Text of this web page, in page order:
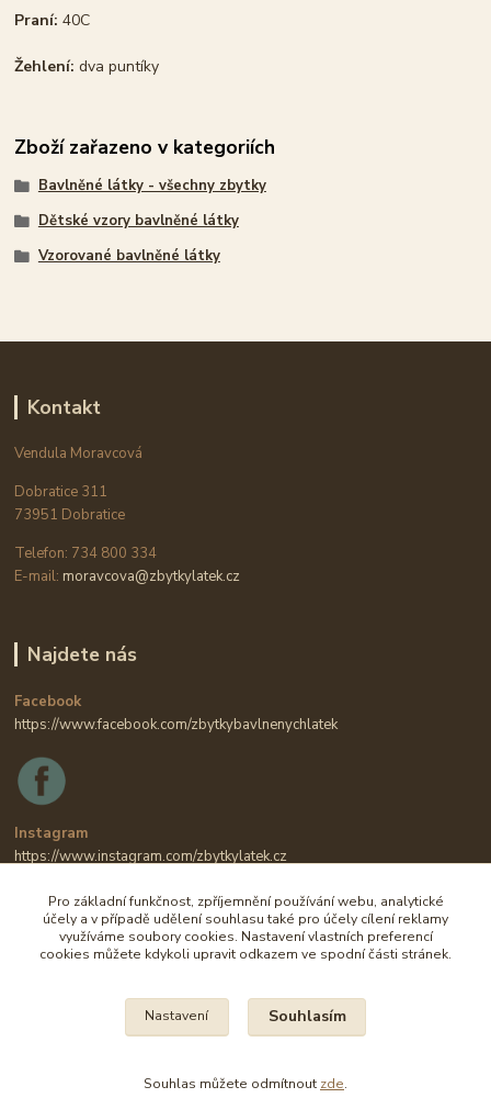
Praní: 40C
Žehlení: dva puntíky
Zboží zařazeno v kategoriích
Bavlněné látky - všechny zbytky
Dětské vzory bavlněné látky
Vzorované bavlněné látky
Kontakt
Vendula Moravcová
Dobratice 311
73951 Dobratice
Telefon: 734 800 334
E-mail: moravcova@zbytkylatek.cz
Najdete nás
Facebook
https://www.facebook.com/zbytkybavlnenychlatek
Instagram
https://www.instagram.com/zbytkylatek.cz
Na všechny fotografie se vztahují autorská práva.
Pro základní funkčnost, zpříjemnění používání webu, analytické
účely a v případě udělení souhlasu také pro účely cílení reklamy
využíváme soubory cookies. Nastavení vlastních preferencí
cookies můžete kdykoli upravit odkazem ve spodní části stránek.
Nastavení Souhlasím
Souhlas můžete odmítnout zde.